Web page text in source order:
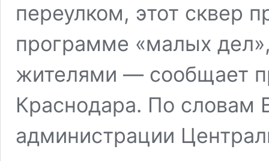
переулком, этот сквер
программе «малых
жителями — сообщает
Краснодара. По словам
администрации